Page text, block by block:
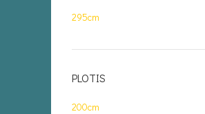
295cm
PLOTIS
200cm